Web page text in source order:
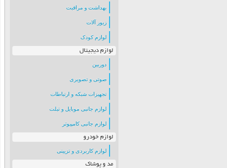
بهداشت و مراقبت
زیور آلات
لوازم کودک
لوازم دیجیتال
دوربین
صوتی و تصویری
تجهیزات شبکه و ارتباطات
لوازم جانبی موبایل و تبلت
لوازم جانبی کامپیوتر
لوازم خودرو
لوازم کاربردی و تزیینی
مد و پوشاک